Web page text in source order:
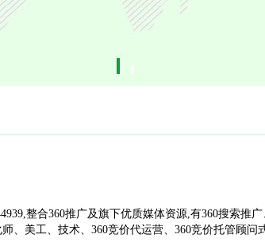
整合360推广及旗下优质媒体资源,有360搜索推
、美工、技术、360竞价代运营、360竞价托管顾问